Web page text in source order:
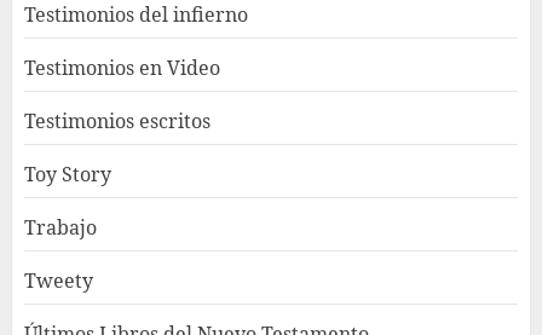
Testimonios del infierno
Testimonios en Video
Testimonios escritos
Toy Story
Trabajo
Tweety